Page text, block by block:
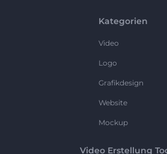
Kategorien
Video
Logo
Grafikdesign
Website
Mockup
Video Erstellung